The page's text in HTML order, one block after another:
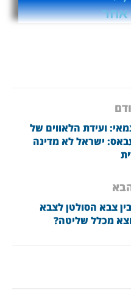
אחר
ועידת הלאווים של
ישראל לא מדינה
צבא הסולטן לצבא
מכלל שליטה?